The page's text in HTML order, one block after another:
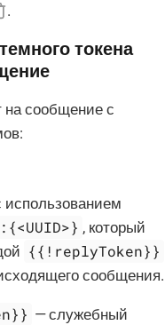
.
токена
на сообщение с
использованием
, который
{{!replyToken}}
сообщения.
— служебный